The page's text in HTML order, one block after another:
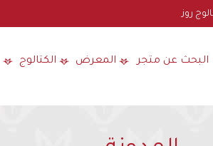
روز
البحث عن متجر المعرض الكتالوج